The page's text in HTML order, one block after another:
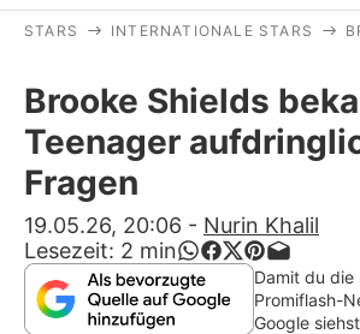
Stars
Filme & Serien
Lifestyle
Familie & Liebe
Promiflash Exklusiv
STARS INTERNATIONALE STARS
Brooke Shields
Teenager
Fragen
19.05.26, 20:06 - Nurin Khalil
Lesezeit: 2 min
Damit du die
Promiflash-
Google